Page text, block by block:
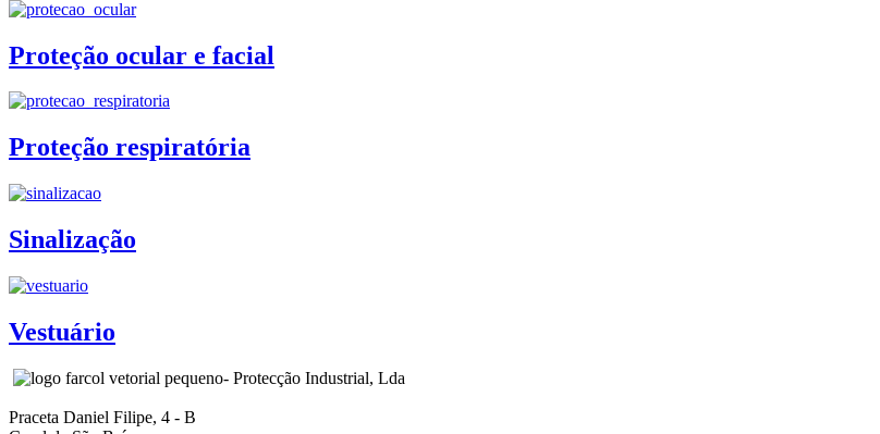
Proteção ocular e facial
Proteção respiratória
Sinalização
Vestuário
- Protecção Industrial, Lda
Praceta Daniel Filipe, 4 - B